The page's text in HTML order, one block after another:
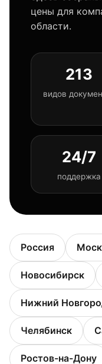
цены для
области.
213
видов
24/7
поддержка
Россия
Новосибирск
Нижний
Челябинск
Ростов-на-Дону